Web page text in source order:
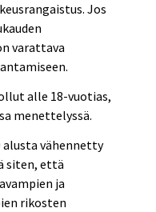
Jos
varattava
alle 18-vuotias,
menettelyssä.
alusta vähennetty
siten, että
ja
rikosten